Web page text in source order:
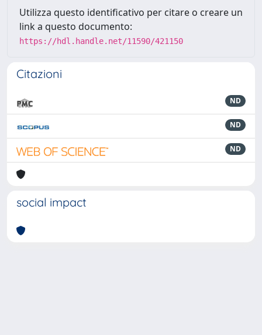
Utilizza questo identificativo per citare o creare un
link a questo documento:
https://hdl.handle.net/11590/421150
Citazioni
ND
ND
ND
social impact